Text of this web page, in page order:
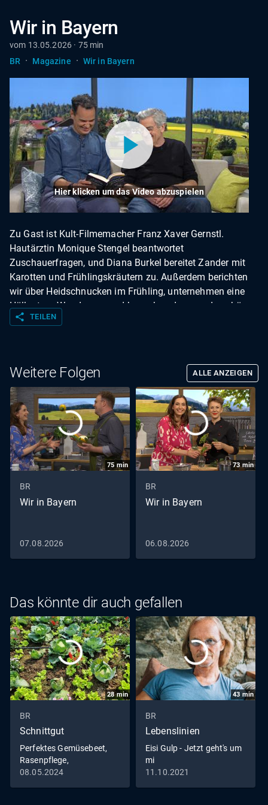
Wir in Bayern
vom 13.05.2026 · 75 min
BR
· Magazine · Wir in Bayern
Hier klicken um das Video abzuspielen
Zu Gast ist Kult-Filmemacher Franz Xaver Gernstl.
Hautärztin Monique Stengel beantwortet
Zuschauerfragen, und Diana Burkel bereitet Zander mit
Karotten und Frühlingskräutern zu. Außerdem berichten
wir über Heidschnucken im Frühling, unternehmen eine
Höllentour-Wanderung und besuchen den wunderschönen
Dießener Töpfermarkt.
share TEILEN
Weitere Folgen ALLE ANZEIGEN
75 min
BR
Wir in Bayern
07.08.2026
73min
BR
Wir in Bayern
06.08.2026
Das könnte dir auch gefallen
28min
BR
Schnittgut
Perfektes Gemüsebeet,
Rasenpflege,
Bodendämpfer
08.05.2024
43 min
BR
Lebenslinien
Eisi Gulp - Jetzt geht's um
mi
11.10.2021